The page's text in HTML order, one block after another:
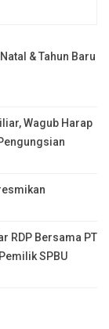
& Tahun Baru
Wagub Harap
RDP Bersama PT
SPBU